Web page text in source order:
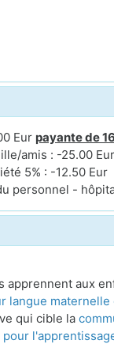
Eur payante de
amis : -25.00 Eur
5% : -12.50 Eur
personnel -
apprennent aux
langue maternelle
qui cible la